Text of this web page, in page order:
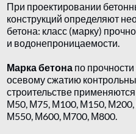
При проектировании
конструкций определяют
бетона: класс (марку)
и водонепроницаемости.
Марка бетонапо прочности
осевому сжатию
строительстве
М50, М75, М100, М150,
М550, М600, М700, М800.